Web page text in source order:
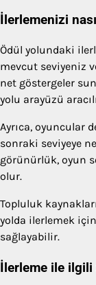
İlerlemenizi
Ödül yolundaki
mevcut seviyeniz
net göstergeler
yolu arayüzü
Ayrıca, oyuncular
sonraki seviyeye
görünürlük, oyun
olur.
Topluluk
yolda ilerlemek
sağlayabilir.
İlerleme ile